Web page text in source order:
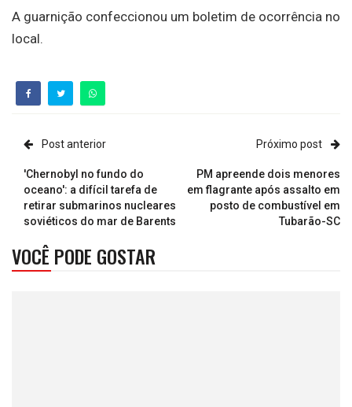
A guarnição confeccionou um boletim de ocorrência no
local.
Post anterior
'Chernobyl no fundo do
oceano': a difícil tarefa de
retirar submarinos nucleares
soviéticos do mar de Barents
Próximo post
PM apreende dois menores
em flagrante após assalto em
posto de combustível em
Tubarão-SC
VOCÊ PODE GOSTAR